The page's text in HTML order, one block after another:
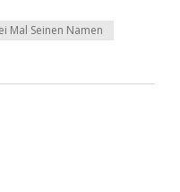
Mal Seinen Namen